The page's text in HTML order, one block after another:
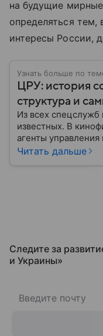
на будущие
определяться тем,
интересы России,
Узнать больше по
ЦРУ: история
структура и
Из всех
известных. В
агенты
смелыми и
Читать дальше
Следите за
и Украины⁠»